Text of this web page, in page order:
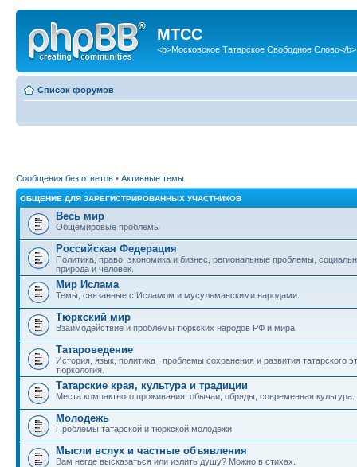
МТСС
<b>Московское Татарское Свободное Слово</b>
Список форумов
Сообщения без ответов • Активные темы
ОБЩЕНИЕ ДЛЯ ЗАРЕГИСТРИРОВАННЫХ УЧАСТНИКОВ
Весь мир
Общемировые проблемы
Российская Федерация
Политика, право, экономика и бизнес, региональные проблемы,
природа и человек.
Мир Ислама
Темы, связанные с Исламом и мусульманскими народами.
Тюркский мир
Взаимодействие и проблемы тюркских народов РФ и мира
Татароведение
История, язык, политика , проблемы сохранения и развития татарского
тюркология.
Татарские края, культура и традиции
Места компактного проживания, обычаи, обряды, современная культура.
Молодежь
Проблемы татарской и тюркской молодежи
Мысли вслух и частные объявления
Вам негде высказаться или излить душу? Можно в стихах.